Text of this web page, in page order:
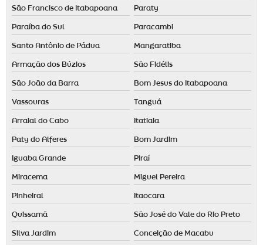
Essência para aromatizador de ambiente
Essência para casa
Essência para casa comprar
Essência para casa preço
Fornecedor de difusor elétrico
Fragrância para loja de roupas
Locação de máquina de aromatização profissional
Maquina de cheiro
São Francisco de Itabapoana Paraty
Paraíba do Sul Paracambi
Santo Antônio de Pádua Mangaratiba
Armação dos Búzios São Fidélis
São João da Barra Bom Jesus do Itabapoana
Vassouras Tanguá
Arraial do Cabo Itatiaia
Paty do Alferes Bom Jardim
Iguaba Grande Piraí
Miracema Miguel Pereira
Pinheiral Itaocara
Quissamã São José do Vale do Rio Preto
Silva Jardim Conceição de Macabu